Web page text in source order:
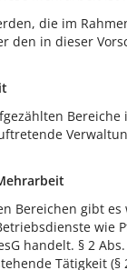
die im
den in dieser
Bereichen gibt
handelt. § 2
Tätigkeit (§